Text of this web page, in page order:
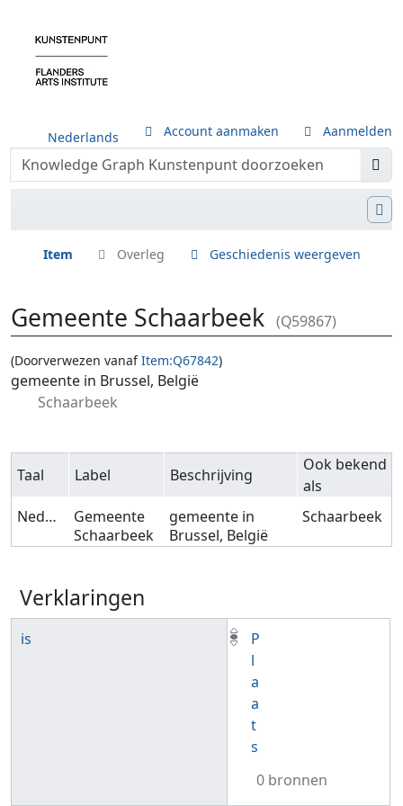
Nederlands Account aanmaken Aanmelden
Item Overleg Geschiedenis weergeven
Gemeente Schaarbeek (Q59867)
(Doorverwezen vanafItem:Q67842)
Ga naar:navigatie,zoeken
gemeente in Brussel, België
Schaarbeek
Taal Label Beschrijving
Ook bekend
als
Nederlands
Gemeente
Schaarbeek
gemeente in
Brussel, België
Schaarbeek
Verklaringen
is
P
l
a
a
t
s
0 bronnen